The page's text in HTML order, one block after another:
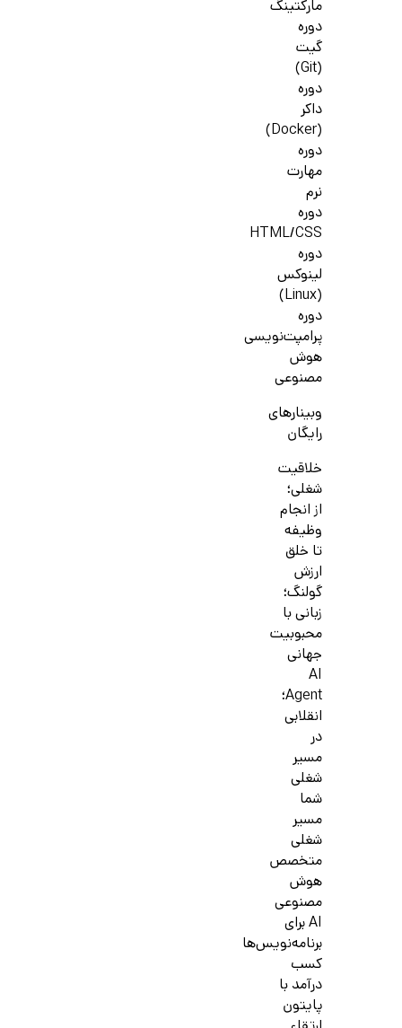
مارکتینگ
دوره
گیت
(Git)
دوره
داکر
(Docker)
دوره
مهارت
نرم
دوره
HTML/CSS
دوره
لینوکس
(Linux)
دوره
پرامپت‌نویسی
هوش
مصنوعی
وبینارهای
رایگان
خلاقیت
شغلی؛
از انجام
وظیفه
تا خلق
ارزش
گولنگ؛
زبانی با
محبوبیت
جهانی
AI
Agent؛
انقلابی
در
مسیر
شغلی
شما
مسیر
شغلی
متخصص
هوش
مصنوعی
AI برای
برنامه‌نویس‌ها
کسب
درآمد با
پایتون